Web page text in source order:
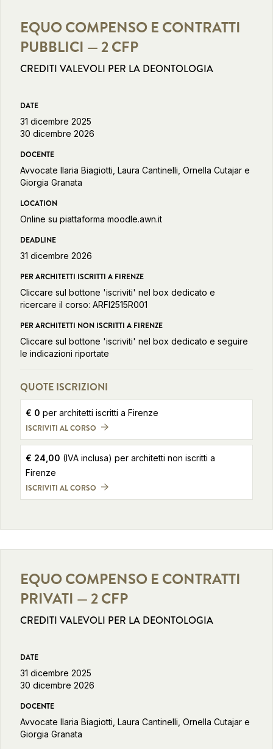
EQUO COMPENSO E CONTRATTI
PUBBLICI — 2 CFP
CREDITI VALEVOLI PER LA DEONTOLOGIA
DATE
31 dicembre 2025
30 dicembre 2026
DOCENTE
Avvocate Ilaria Biagiotti, Laura Cantinelli, Ornella Cutajar e
Giorgia Granata
LOCATION
Online su piattaforma moodle.awn.it
DEADLINE
31 dicembre 2026
PER ARCHITETTI ISCRITTI A FIRENZE
Cliccare sul bottone 'iscriviti' nel box dedicato e
ricercare il corso: ARFI2515R001
PER ARCHITETTI NON ISCRITTI A FIRENZE
Cliccare sul bottone 'iscriviti' nel box dedicato e seguire
le indicazioni riportate
QUOTE ISCRIZIONI
€ 0 per architetti iscritti a Firenze
ISCRIVITI AL CORSO
€ 24,00 (IVA inclusa) per architetti non iscritti a
Firenze
ISCRIVITI AL CORSO
EQUO COMPENSO E CONTRATTI
PRIVATI — 2 CFP
CREDITI VALEVOLI PER LA DEONTOLOGIA
DATE
31 dicembre 2025
30 dicembre 2026
DOCENTE
Avvocate Ilaria Biagiotti, Laura Cantinelli, Ornella Cutajar e
Giorgia Granata